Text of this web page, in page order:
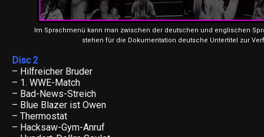
Im Sprachmenü kann man zwischen der deutschen und englischen
stehen für die Dokumentation deutsche Untertitel zur
Disc 2
– Hilfreicher Bruder
– 1. WWE-Match
– Bad-News-Streich
– Blue Blazer ist Owen
– Thermostat
– Hacksaw-Gym-Anruf